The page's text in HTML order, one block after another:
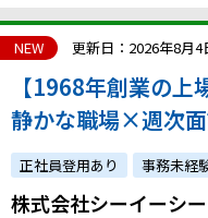
NEW 更新日：2026年8月4
【1968年創業の
静かな職場×週次
績あり／週30時間
正社員登用あり 事務未経
株式会社シーイーシー